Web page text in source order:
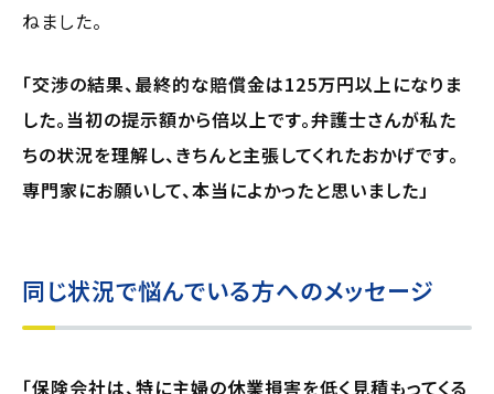
ねました。
「交渉の結果、最終的な賠償金は125万円以上になりま
した。当初の提示額から倍以上です。弁護士さんが私た
ちの状況を理解し、きちんと主張してくれたおかげです。
専門家にお願いして、本当によかったと思いました」
同じ状況で悩んでいる方へのメッセージ
「保険会社は、特に主婦の休業損害を低く見積もってくる